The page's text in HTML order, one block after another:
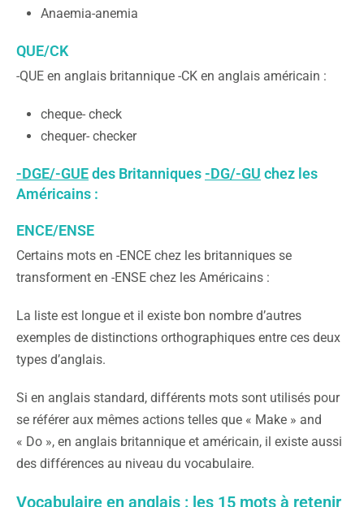
Anaemia-anemia
QUE/CK
-QUE en anglais britannique -CK en anglais américain :
cheque- check
chequer- checker
-DGE/-GUEdes Britanniques-DG/-GU chez les
Américains :
ENCE/ENSE
Certains mots en -ENCE chez les britanniques se
transforment en -ENSE chez les Américains :
La liste est longue et il existe bon nombre d’autres
exemples de distinctions orthographiques entre ces deux
types d’anglais.
Si en anglais standard, différents mots sont utilisés pour
se référer aux mêmes actions telles que « Make » and
« Do », en anglais britannique et américain, il existe aussi
des différences au niveau du vocabulaire.
Vocabulaire en anglais : les 15 mots à retenir